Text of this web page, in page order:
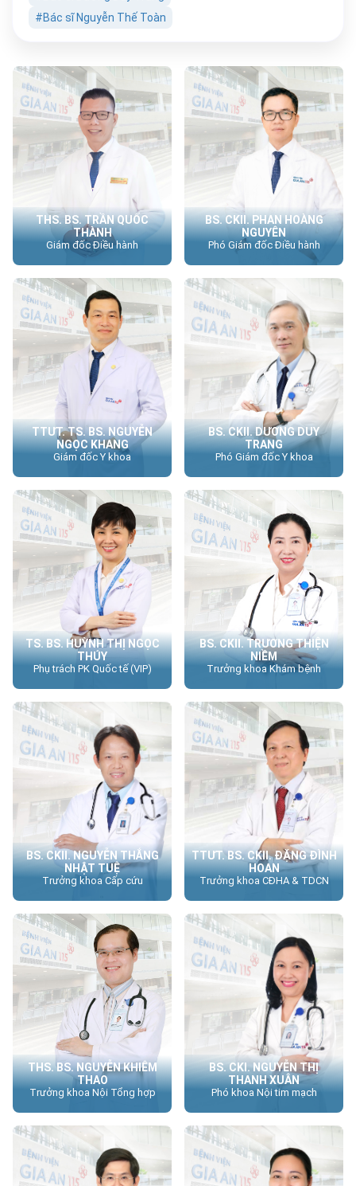
#Bác sĩ Nguyễn Thế Toàn
THS. BS. TRẦN QUỐC
THÀNH
Giám đốc Điều hành
BS. CKII. PHAN HOÀNG
NGUYÊN
Phó Giám đốc Điều hành
TTƯT. TS. BS. NGUYỄN
NGỌC KHANG
Giám đốc Y khoa
BS. CKII. DƯƠNG DUY
TRANG
Phó Giám đốc Y khoa
TS. BS. HUỲNH THỊ NGỌC
THÚY
Phụ trách PK Quốc tế (VIP)
BS. CKII. TRƯƠNG THIỆN
NIỀM
Trưởng khoa Khám bệnh
BS. CKII. NGUYỄN THẮNG
NHẬT TUỆ
Trưởng khoa Cấp cứu
TTƯT. BS. CKII. ĐẶNG ĐÌNH
HOAN
Trưởng khoa CĐHA & TDCN
THS. BS. NGUYỄN KHIÊM
THAO
Trưởng khoa Nội Tổng hợp
BS. CKI. NGUYỄN THỊ
THANH XUÂN
Phó khoa Nội tim mạch